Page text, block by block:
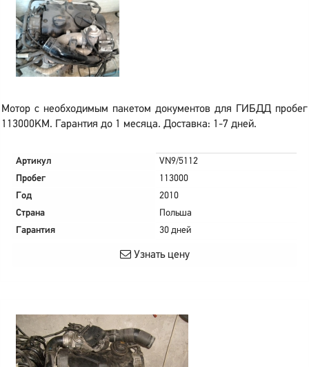
Мотор с необходимым пакетом документов для ГИБДД пробег
113000KM. Гарантия до 1 месяца. Доставка: 1-7 дней.
Артикул
VN9/5112
Пробег
113000
Год
2010
Страна
Польша
Гарантия
30 дней
Узнать цену